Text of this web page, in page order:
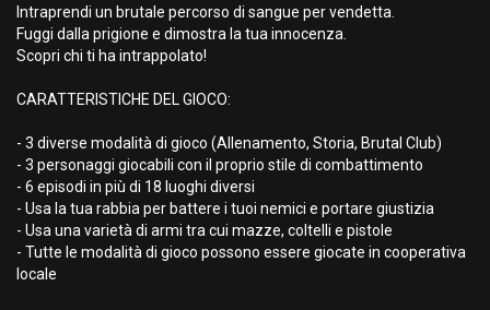
Intraprendi un brutale percorso di sangue per vendetta.
Fuggi dalla prigione e dimostra la tua innocenza.
Scopri chi ti ha intrappolato!
CARATTERISTICHE DEL GIOCO:
- 3 diverse modalità di gioco (Allenamento, Storia, Brutal Club)
- 3 personaggi giocabili con il proprio stile di combattimento
- 6 episodi in più di 18 luoghi diversi
- Usa la tua rabbia per battere i tuoi nemici e portare giustizia
- Usa una varietà di armi tra cui mazze, coltelli e pistole
- Tutte le modalità di gioco possono essere giocate in cooperativa
locale